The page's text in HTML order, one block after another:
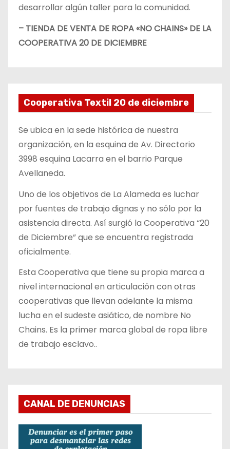
desarrollar algún taller para la comunidad.
– TIENDA DE VENTA DE ROPA «NO CHAINS» DE LA
COOPERATIVA 20 DE DICIEMBRE
Cooperativa Textil 20 de diciembre
Se ubica en la sede histórica de nuestra
organización, en la esquina de Av. Directorio
3998 esquina Lacarra en el barrio Parque
Avellaneda.
Uno de los objetivos de La Alameda es luchar
por fuentes de trabajo dignas y no sólo por la
asistencia directa. Así surgió la Cooperativa “20
de Diciembre” que se encuentra registrada
oficialmente.
Esta Cooperativa que tiene su propia marca a
nivel internacional en articulación con otras
cooperativas que llevan adelante la misma
lucha en el sudeste asiático, de nombre No
Chains. Es la primer marca global de ropa libre
de trabajo esclavo..
CANAL DE DENUNCIAS